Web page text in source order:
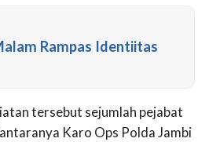
Rampas Identiitas
tersebut sejumlah pejabat
Karo Ops Polda Jambi